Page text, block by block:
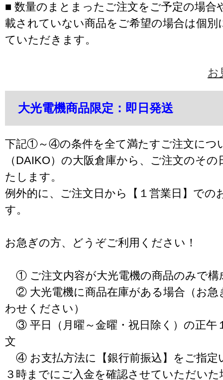
■ 数量のまとまったご注文をご予定の場合
載されていない商品をご希望の場合は個別
ていただきます。
お
大光電機商品限定：即日発送
下記①～④の条件を全て満たすご注文につ
（DAIKO）の大阪倉庫から、ご注文のそ
たします。
例外的に、ご注文日から【１営業日】での
す。
お急ぎの方、どうぞご利用ください！
① ご注文内容が大光電機の商品のみで構
② 大光電機に商品在庫がある場合（お急
わせください）
③ 平日（月曜～金曜・祝日除く）の正午
文
④ お支払方法に【銀行前振込】をご指定
３時までにご入金を確認させていただいた